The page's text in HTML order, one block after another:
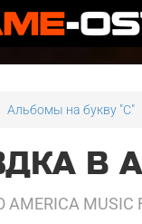
Альбомы на букву "C"
В
AMERICA MUSIC